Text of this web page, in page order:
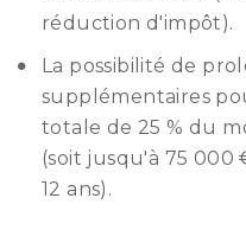
réduction d'impôt).
La possibilité de
supplémentaires
totale de 25 % du
(soit jusqu'à 75
12 ans).